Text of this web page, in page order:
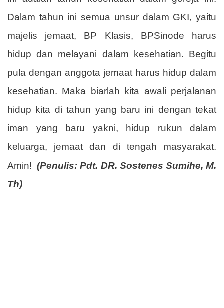
Dalam tahun ini semua unsur dalam GKI, yaitu
majelis jemaat, BP Klasis, BPSinode harus
hidup dan melayani dalam kesehatian. Begitu
pula dengan anggota jemaat harus hidup dalam
kesehatian. Maka biarlah kita awali perjalanan
hidup kita di tahun yang baru ini dengan tekat
iman yang baru yakni, hidup rukun dalam
keluarga, jemaat dan di tengah masyarakat.
Amin! (Penulis: Pdt. DR. Sostenes Sumihe, M.
Th)